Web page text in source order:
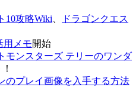
10攻略Wiki
ドラゴンクエス
用メモ開始
モンスターズ テリーのワンダ
のプレイ画像を入手する方法